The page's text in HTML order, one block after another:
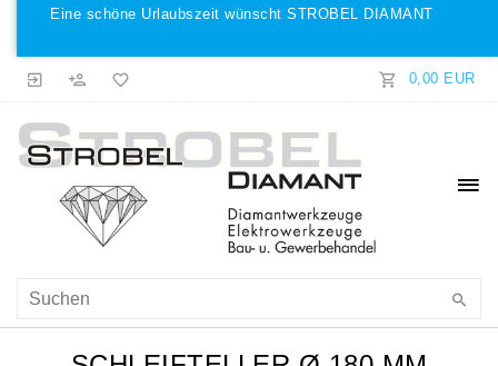
Eine schöne Urlaubszeit wünscht STROBEL DIAMANT
0,00 EUR